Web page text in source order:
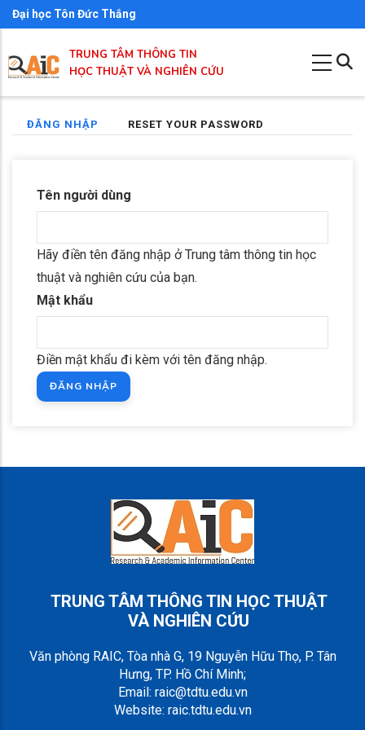
Nhảy
đến
nội
dung
Đại học Tôn Đức Thắng
TRUNG TÂM THÔNG TIN
HỌC THUẬT VÀ NGHIÊN CỨU
Primary
ĐĂNG NHẬP RESET YOUR PASSWORD
Tên người dùng
Hãy điền tên đăng nhập ở Trung tâm thông tin học
thuật và nghiên cứu của bạn.
Mật khẩu
Điền mật khẩu đi kèm với tên đăng nhập.
TRUNG TÂM THÔNG TIN HỌC THUẬT
VÀ NGHIÊN CỨU
Văn phòng RAIC, Tòa nhà G, 19 Nguyễn Hữu Thọ, P. Tân
Hưng, TP. Hồ Chí Minh;
Email: raic@tdtu.edu.vn
Website: raic.tdtu.edu.vn